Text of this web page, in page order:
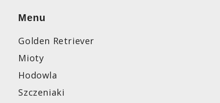
Menu
Golden Retriever
Mioty
Hodowla
Szczeniaki